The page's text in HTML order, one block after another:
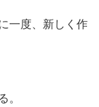
一度、新しく作
。